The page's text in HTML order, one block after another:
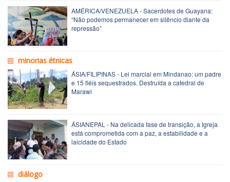
AMÉRICA/VENEZUELA - Sacerdotes de Guayana:
“Não podemos permanecer em silêncio diante da
repressão”
minorias étnicas
ÁSIA/FILIPINAS - Lei marcial em Mindanao: um padre
e 15 fiéis sequestrados. Destruída a catedral de
Marawi
ÁSIANEPAL - Na delicada fase de transição, a Igreja
está comprometida com a paz, a estabilidade e a
laicidade do Estado
diálogo